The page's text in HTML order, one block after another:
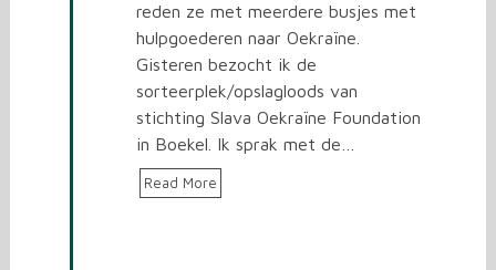
reden ze met meerdere busjes met
hulpgoederen naar Oekraïne.
Gisteren bezocht ik de
sorteerplek/opslagloods van
stichting Slava Oekraïne Foundation
in Boekel. Ik sprak met de…
Read More